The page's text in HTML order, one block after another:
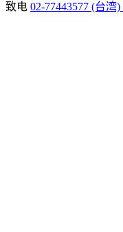
致电 02-77443577 (台湾)